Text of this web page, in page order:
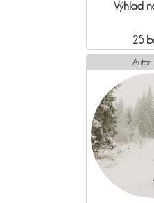
Výhlad
25
Autor: